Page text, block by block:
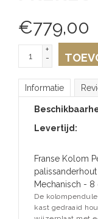
€779,00
+
-
Informatie
Levertijd:
Franse Kolom
Mechanisch - 8
De
kast gedraaid
wijzerplaat,met